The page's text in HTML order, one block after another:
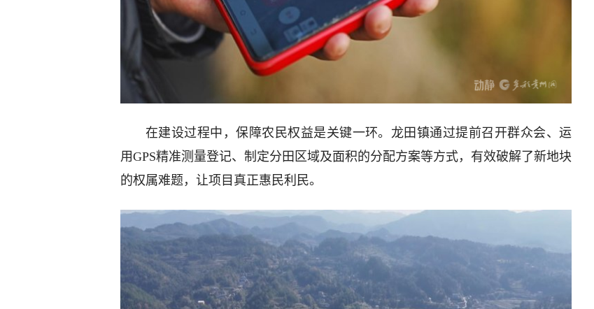
在建设过程中，保障农民权益是关键一环。龙田镇通过提前召开群众会、运
用GPS精准测量登记、制定分田区域及面积的分配方案等方式，有效破解了新地块
的权属难题，让项目真正惠民利民。